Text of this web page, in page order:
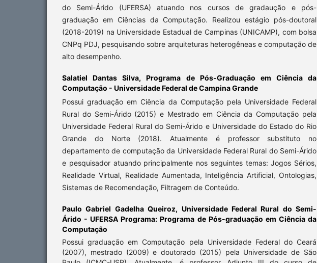
do Semi-Árido (UFERSA) atuando nos cursos de gradaução e pós-
graduação em Ciências da Computação. Realizou estágio pós-doutoral
(2018-2019) na Universidade Estadual de Campinas (UNICAMP), com bolsa
CNPq PDJ, pesquisando sobre arquiteturas heterogêneas e computação de
alto desempenho.
Salatiel Dantas Silva,Programa de Pós-Graduação em Ciência da
Computação - Universidade Federal de Campina Grande
Possui graduação em Ciência da Computação pela Universidade Federal
Rural do Semi-Árido (2015) e Mestrado em Ciência da Computação pela
Universidade Federal Rural do Semi-Árido e Universidade do Estado do Rio
Grande do Norte (2018). Atualmente é professor substituto no
departamento de computação da Universidade Federal Rural do Semi-Árido
e pesquisador atuando principalmente nos seguintes temas: Jogos Sérios,
Realidade Virtual, Realidade Aumentada, Inteligência Artificial, Ontologias,
Sistemas de Recomendação, Filtragem de Conteúdo.
Paulo Gabriel Gadelha Queiroz, Universidade Federal Rural do Semi-
Árido - UFERSA Programa: Programa de Pós-graduação em Ciência da
Computação
Possui graduação em Computação pela Universidade Federal do Ceará
(2007), mestrado (2009) e doutorado (2015) pela Universidade de São